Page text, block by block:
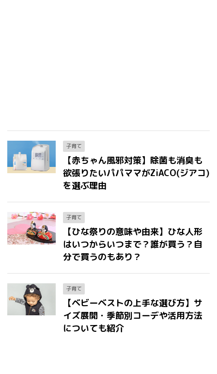
子育て
【赤ちゃん風邪対策】除菌も消臭も
欲張りたいパパママがZiACO(ジアコ)
を選ぶ理由
子育て
【ひな祭りの意味や由来】ひな人形
はいつからいつまで？誰が買う？自
分で買うのもあり？
子育て
【ベビーベストの上手な選び方】サ
イズ展開・季節別コーデや活用方法
についても紹介